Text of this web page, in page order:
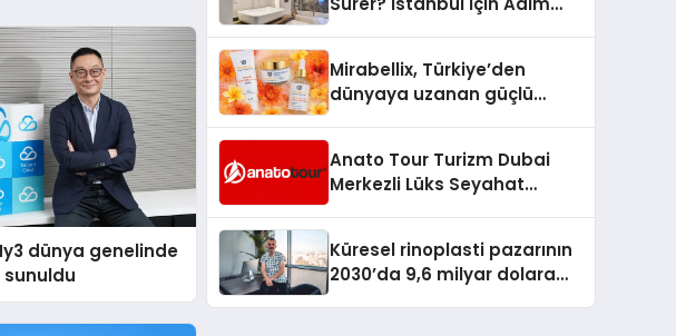
dünya genelinde
sunuldu
Mirabellix, Türkiye’den
dünyaya uzanan güçlü
Anato Tour Turizm Dubai
Merkezli Lüks Seyahat
Küresel rinoplasti pazarının
2030’da 9,6 milyar dolara